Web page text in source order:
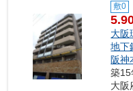
敷0
大阪
地下
阪神
築15
大阪